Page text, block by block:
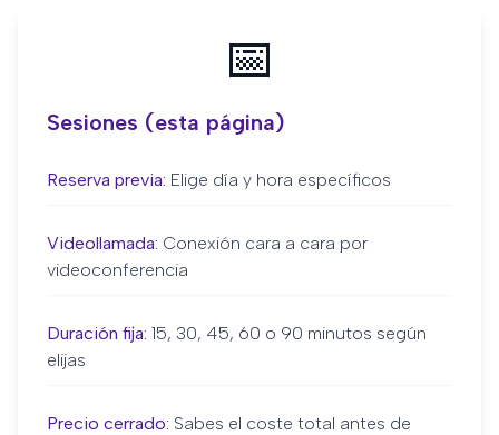
📅
Sesiones (esta página)
Reserva previa: Elige día y hora específicos
Videollamada: Conexión cara a cara por
videoconferencia
Duración fija: 15, 30, 45, 60 o 90 minutos según
elijas
Precio cerrado: Sabes el coste total antes de